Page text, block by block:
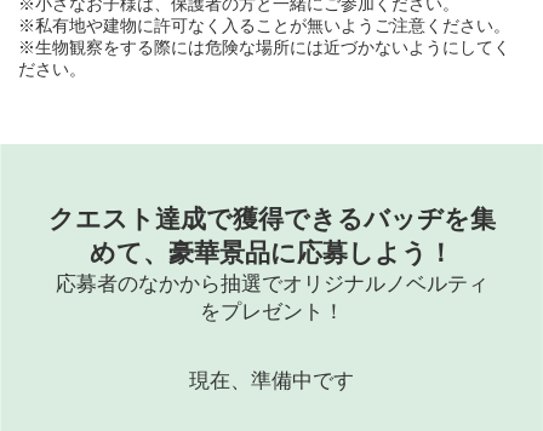
※小さなお子様は、保護者の方と一緒にご参加ください。
※私有地や建物に許可なく入ることが無いようご注意ください。
※生物観察をする際には危険な場所には近づかないようにしてく
ださい。
クエスト達成で獲得できるバッヂを集
めて、 豪華景品に応募しよう！
応募者のなかから抽選でオリジナルノベルティ
をプレゼント！
現在、準備中です